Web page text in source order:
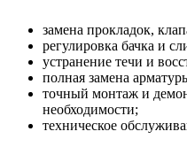
замена прокладок,
регулировка бачка и
устранение течи и
полная замена
точный монтаж и
необходимости;
техническое